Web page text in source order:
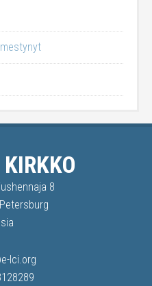
8
lci.org